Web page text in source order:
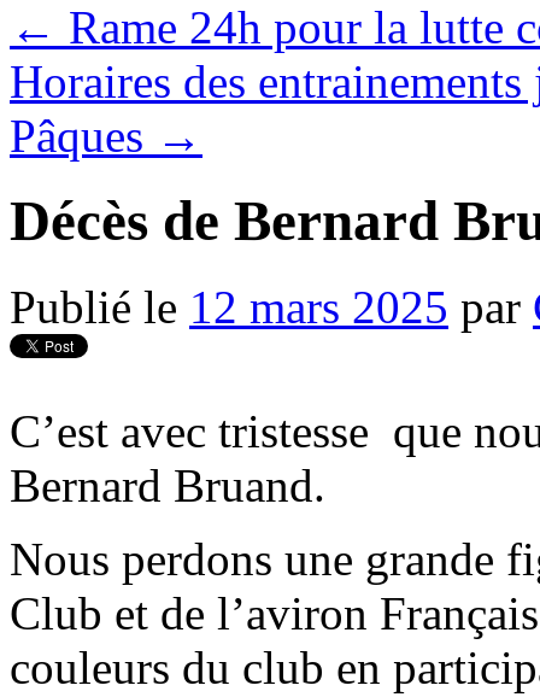
← Rame 24h pour la lutte
Horaires des
Pâques →
Décès de Bernard
Publié le 12 mars 2025 par
C’est avec tristesse que
Bernard Bruand.
Nous perdons une grande
Club et de l’aviron
couleurs du club en